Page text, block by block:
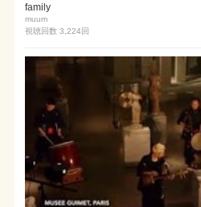
family
muum
視聴回数 3,224 回